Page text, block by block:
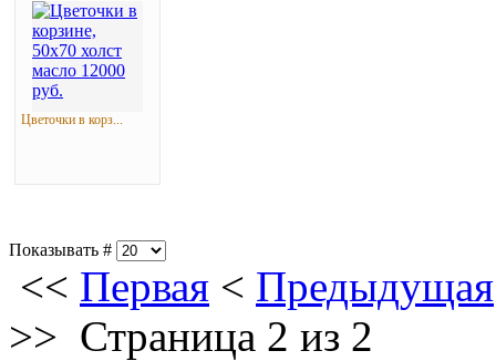
Цветочки в корз...
Показывать #
<< Первая < Предыдущая
>> Страница 2 из 2